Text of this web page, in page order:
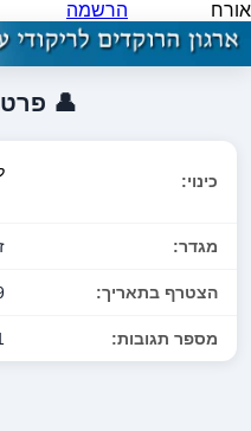
אורח הרשמה
👤
כינוי:
מגדר:
הצטרף בתאריך:
מספר תגובות: